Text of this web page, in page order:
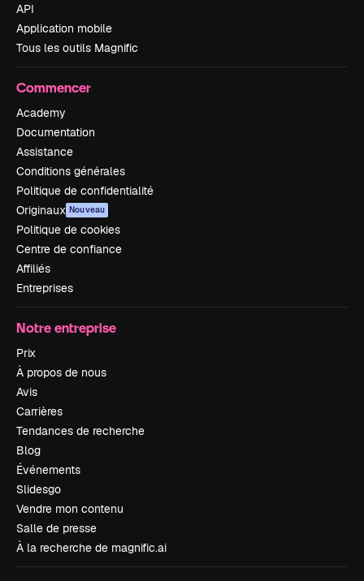
API
Application mobile
Tous les outils Magnific
Commencer
Academy
Documentation
Assistance
Conditions générales
Politique de confidentialité
Originaux Nouveau
Politique de cookies
Centre de confiance
Affiliés
Entreprises
Notre entreprise
Prix
À propos de nous
Avis
Carrières
Tendances de recherche
Blog
Événements
Slidesgo
Vendre mon contenu
Salle de presse
À la recherche de magnific.ai